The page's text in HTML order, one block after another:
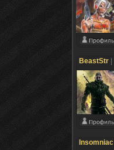
BeastStr
Insomniac